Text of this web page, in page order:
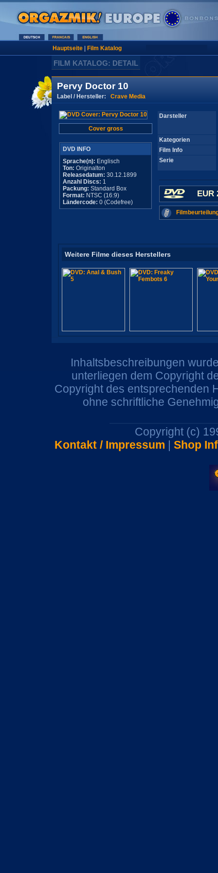
Hauptseite| Film Katalog
FILM KATALOG: DETAIL
Pervy Doctor 10
Label / Hersteller: Crave Media
Cover gross
DVD INFO
Sprache(n): Englisch
Ton: Originalton
Releasedatum: 30.12.1899
Anzahl Discs: 1
Packung: Standard Box
Format: NTSC (16:9)
Ländercode: 0 (Codefree)
Darsteller
Kategorien
Film Info
Serie
EUR
Weitere Filme dieses Herstellers
Inhaltsbeschreibungen
unterliegen dem Copyright
Copyright des entsprechenden
ohne schriftliche
Copyright (c)
Kontakt / Impressum | Shop